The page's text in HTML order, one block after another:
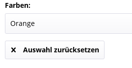
Farben:
Auswahl zurücksetzen